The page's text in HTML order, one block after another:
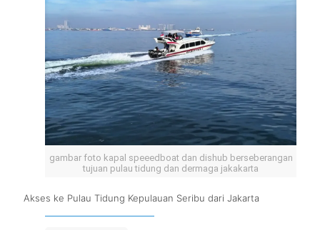
gambar foto kapal speeedboat dan dishub berseberangan
tujuan pulau tidung dan dermaga jakakarta
Akses ke Pulau Tidung Kepulauan Seribu dari Jakarta